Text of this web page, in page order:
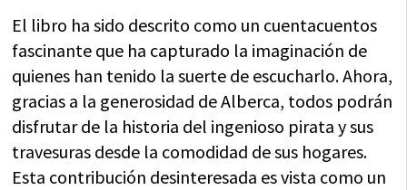
El libro ha sido descrito como un cuentacuentos
fascinante que ha capturado la imaginación de
quienes han tenido la suerte de escucharlo. Ahora,
gracias a la generosidad de Alberca, todos podrán
disfrutar de la historia del ingenioso pirata y sus
travesuras desde la comodidad de sus hogares.
Esta contribución desinteresada es vista como un